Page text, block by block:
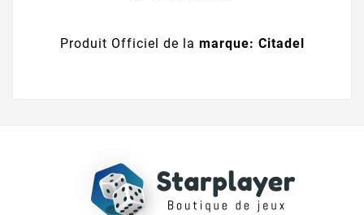
Produit Officiel de la marque: Citadel